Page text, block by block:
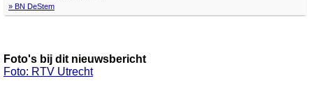
» BN DeStem
Foto's bij dit nieuwsbericht
Foto: RTV Utrecht